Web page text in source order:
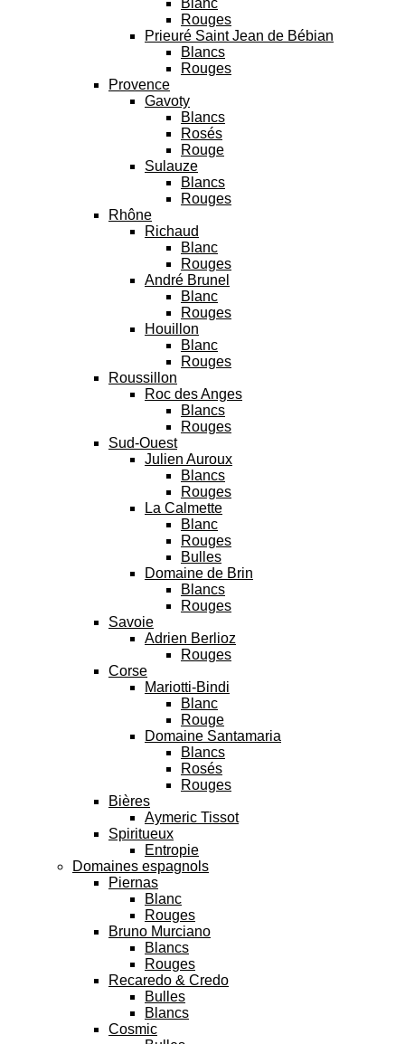
Blanc
Rouges
Prieuré Saint Jean de Bébian
Blancs
Rouges
Provence
Gavoty
Blancs
Rosés
Rouge
Sulauze
Blancs
Rouges
Rhône
Richaud
Blanc
Rouges
André Brunel
Blanc
Rouges
Houillon
Blanc
Rouges
Roussillon
Roc des Anges
Blancs
Rouges
Sud-Ouest
Julien Auroux
Blancs
Rouges
La Calmette
Blanc
Rouges
Bulles
Domaine de Brin
Blancs
Rouges
Savoie
Adrien Berlioz
Rouges
Corse
Mariotti-Bindi
Blanc
Rouge
Domaine Santamaria
Blancs
Rosés
Rouges
Bières
Aymeric Tissot
Spiritueux
Entropie
Domaines espagnols
Piernas
Blanc
Rouges
Bruno Murciano
Blancs
Rouges
Recaredo & Credo
Bulles
Blancs
Cosmic